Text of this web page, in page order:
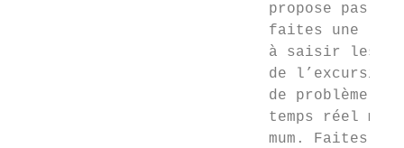
propose pas
faites une
à saisir les
de
de problème
temps réel
mum. Faites